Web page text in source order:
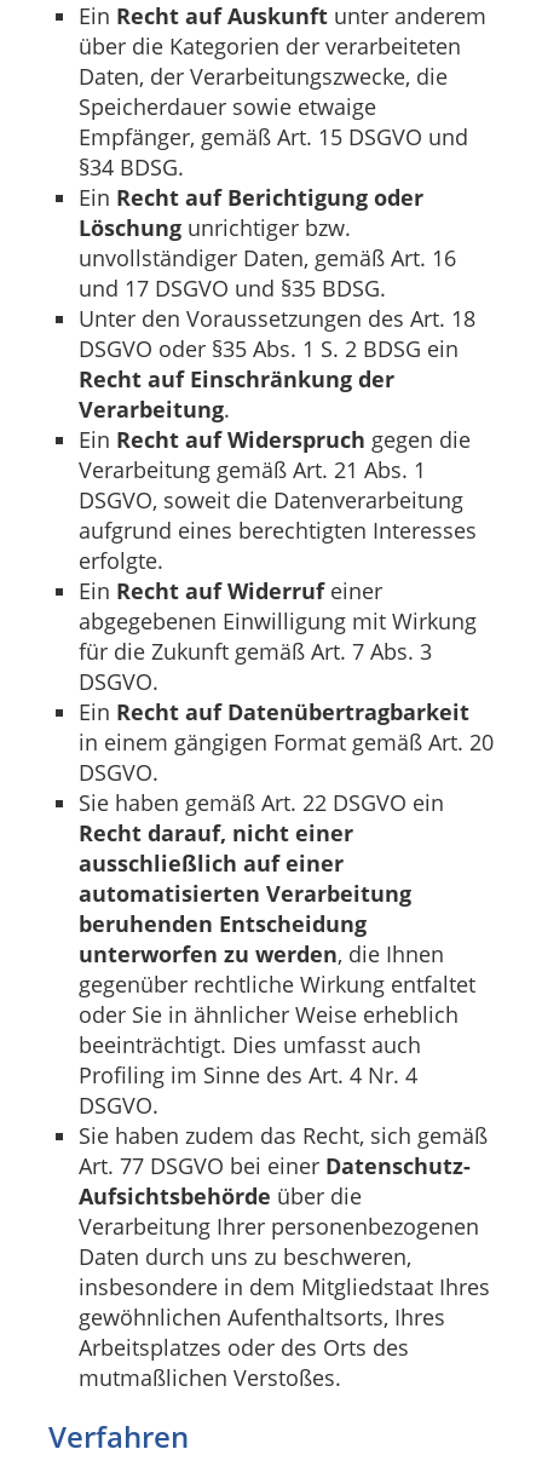
Ein Recht auf Auskunft unter anderem
über die Kategorien der verarbeiteten
Daten, der Verarbeitungszwecke, die
Speicherdauer sowie etwaige
Empfänger, gemäß Art. 15 DSGVO und
§34 BDSG.
Ein Recht auf Berichtigung oder
Löschung unrichtiger bzw.
unvollständiger Daten, gemäß Art. 16
und 17 DSGVO und §35 BDSG.
Unter den Voraussetzungen des Art. 18
DSGVO oder §35 Abs. 1 S. 2 BDSG ein
Recht auf Einschränkung der
Verarbeitung.
Ein Recht auf Widerspruch gegen die
Verarbeitung gemäß Art. 21 Abs. 1
DSGVO, soweit die Datenverarbeitung
aufgrund eines berechtigten Interesses
erfolgte.
Ein Recht auf Widerrufeiner
abgegebenen Einwilligung mit Wirkung
für die Zukunft gemäß Art. 7 Abs. 3
DSGVO.
Ein Recht auf Datenübertragbarkeit
in einem gängigen Format gemäß Art. 20
DSGVO.
Sie haben gemäß Art. 22 DSGVO ein
Recht darauf, nicht einer
ausschließlich auf einer
automatisierten Verarbeitung
beruhenden Entscheidung
unterworfen zu werden, die Ihnen
gegenüber rechtliche Wirkung entfaltet
oder Sie in ähnlicher Weise erheblich
beeinträchtigt. Dies umfasst auch
Profiling im Sinne des Art. 4 Nr. 4
DSGVO.
Sie haben zudem das Recht, sich gemäß
Art. 77 DSGVO bei einer Datenschutz-
Aufsichtsbehörde über die
Verarbeitung Ihrer personenbezogenen
Daten durch uns zu beschweren,
insbesondere in dem Mitgliedstaat Ihres
gewöhnlichen Aufenthaltsorts, Ihres
Arbeitsplatzes oder des Orts des
mutmaßlichen Verstoßes.
Verfahren